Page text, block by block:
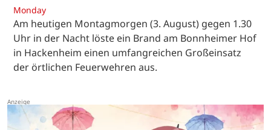
Monday
Am heutigen Montagmorgen (3. August) gegen 1.30
Uhr in der Nacht löste ein Brand am Bonnheimer Hof
in Hackenheim einen umfangreichen Großeinsatz
der örtlichen Feuerwehren aus.